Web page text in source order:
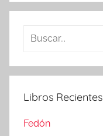
Buscar:
Libros Recientes
Fedón